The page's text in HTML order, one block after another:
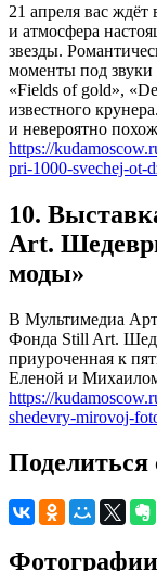
21 апреля вас
и атмосфера
звезды.
моменты под
«Fields of gold»,
известного
и невероятно
https://
pri-1000-svechej-ot-
10.
Art.
моды»
В Мультимедиа
Фонда Still Art.
приуроченная к
Еленой и
https://
shedevry-mirovoj-